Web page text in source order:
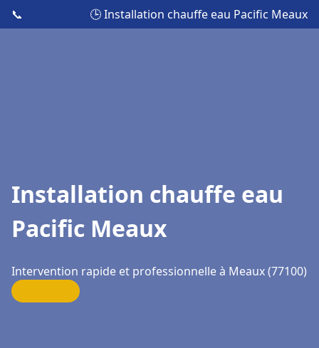
📞 🕒 Installation chauffe eau Pacific Meaux
Installation chauffe eau
Pacific Meaux
Intervention rapide et professionnelle à Meaux (77100)